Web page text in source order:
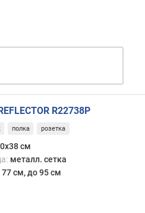
R22738P
полка розетка
см
металл. сетка
77 см, до 95 см